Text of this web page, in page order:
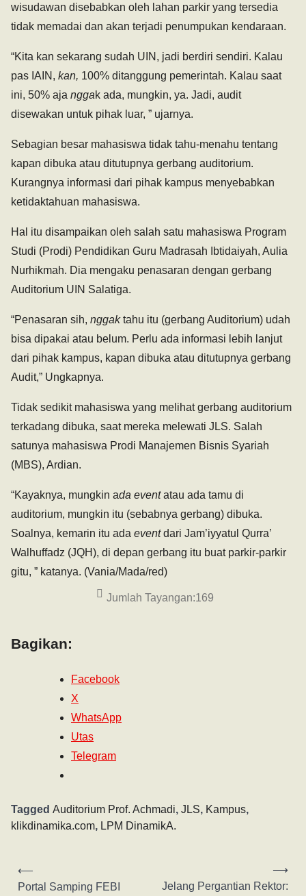
wisudawan disebabkan oleh lahan parkir yang tersedia
tidak memadai dan akan terjadi penumpukan kendaraan.
“Kita kan sekarang sudah UIN, jadi berdiri sendiri. Kalau
pas IAIN, kan, 100% ditanggung pemerintah. Kalau saat
ini, 50% aja nggak ada, mungkin, ya. Jadi, audit
disewakan untuk pihak luar, ” ujarnya.
Sebagian besar mahasiswa tidak tahu-menahu tentang
kapan dibuka atau ditutupnya gerbang auditorium.
Kurangnya informasi dari pihak kampus menyebabkan
ketidaktahuan mahasiswa.
Hal itu disampaikan oleh salah satu mahasiswa Program
Studi (Prodi) Pendidikan Guru Madrasah Ibtidaiyah, Aulia
Nurhikmah. Dia mengaku penasaran dengan gerbang
Auditorium UIN Salatiga.
“Penasaran sih, nggaktahu itu (gerbang Auditorium) udah
bisa dipakai atau belum. Perlu ada informasi lebih lanjut
dari pihak kampus, kapan dibuka atau ditutupnya gerbang
Audit,” Ungkapnya.
Tidak sedikit mahasiswa yang melihat gerbang auditorium
terkadang dibuka, saat mereka melewati JLS. Salah
satunya mahasiswa Prodi Manajemen Bisnis Syariah
(MBS), Ardian.
“Kayaknya, mungkin ada eventatau ada tamu di
auditorium, mungkin itu (sebabnya gerbang) dibuka.
Soalnya, kemarin itu ada eventdari Jam’iyyatul Qurra’
Walhuffadz (JQH), di depan gerbang itu buat parkir-parkir
gitu, ” katanya. (Vania/Mada/red)
Jumlah Tayangan:169
Bagikan:
Facebook
X
WhatsApp
Utas
Telegram
Tagged Auditorium Prof. Achmadi, JLS, Kampus,
klikdinamika.com, LPM DinamikA.
⟵
Portal Samping FEBI
Jelang Pergantian Rektor:
⟶